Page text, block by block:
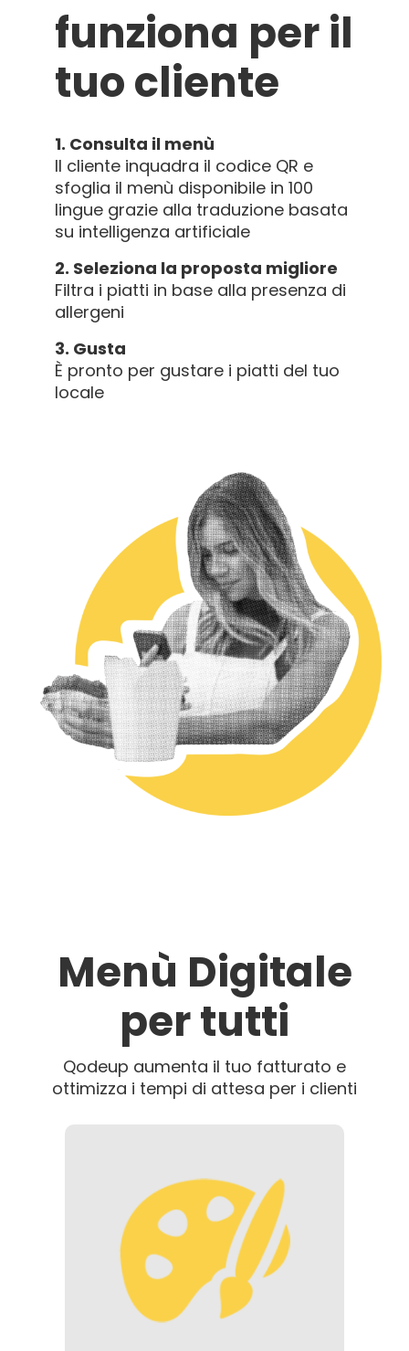
funziona per il
tuo cliente
1. Consulta il menù
Il cliente inquadra il codice QR e
sfoglia il menù disponibile in 100
lingue grazie alla traduzione basata
su intelligenza artificiale
2. Seleziona la proposta migliore
Filtra i piatti in base alla presenza di
allergeni
3. Gusta
È pronto per gustare i piatti del tuo
locale
Menù Digitale
per tutti
Qodeup aumenta il tuo fatturato e
ottimizza i tempi di attesa per i clienti